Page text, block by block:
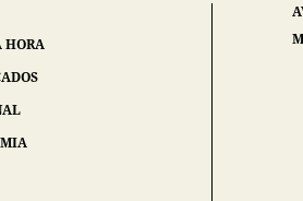
HORA